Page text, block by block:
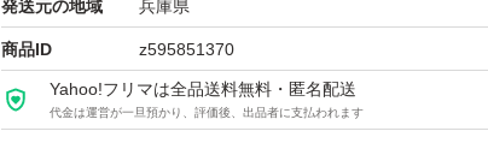
発送元の地域 兵庫県
商品ID z595851370
Yahoo!フリマは全品送料無料・匿名配送
代金は運営が一旦預かり、評価後、出品者に支払われます